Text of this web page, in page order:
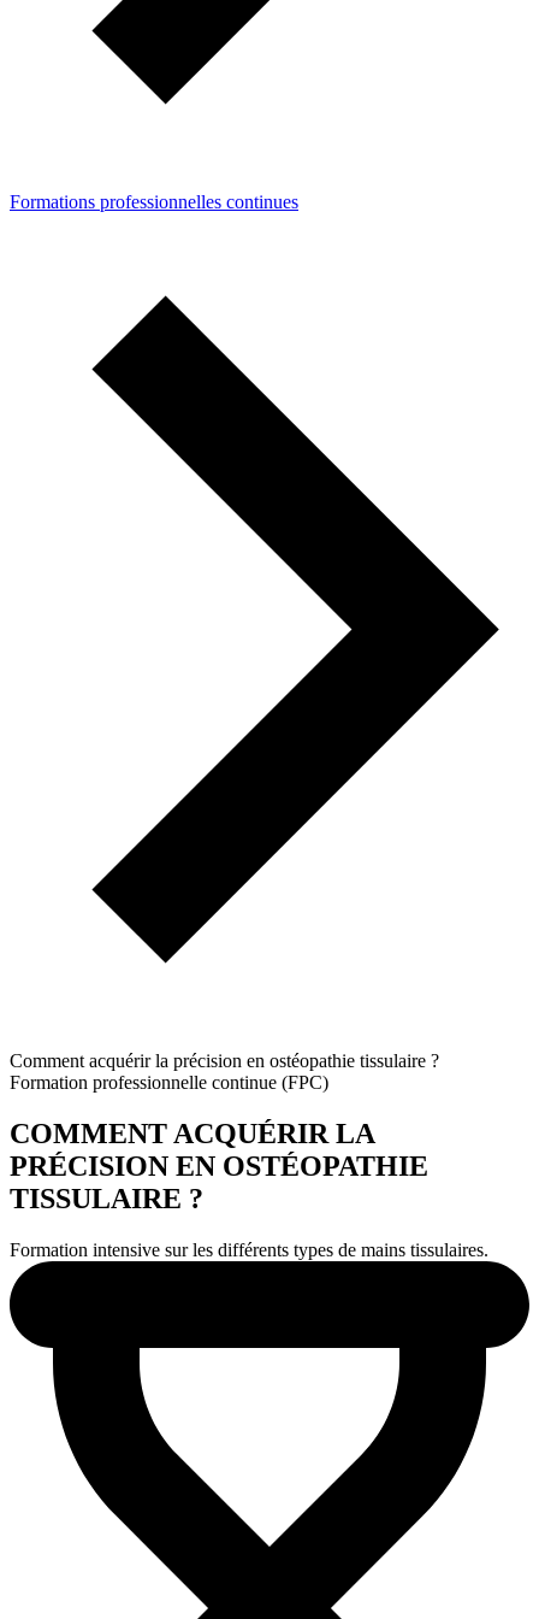
Formations professionnelles continues
Comment acquérir la précision en ostéopathie tissulaire ?
Formation professionnelle continue (FPC)
COMMENT ACQUÉRIR LA
PRÉCISION EN OSTÉOPATHIE
TISSULAIRE ?
Formation intensive sur les différents types de mains tissulaires.